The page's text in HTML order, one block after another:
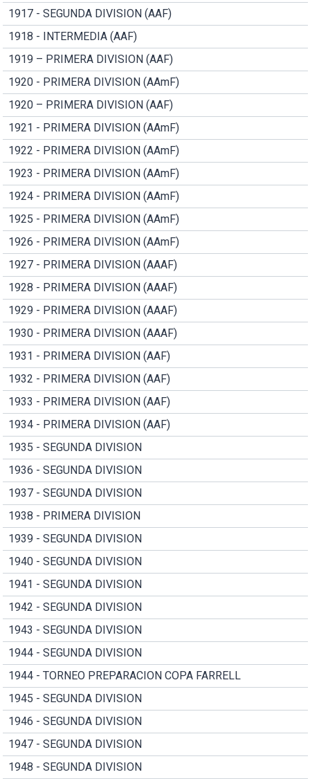
1917 - SEGUNDA DIVISION (AAF)
1918 - INTERMEDIA (AAF)
1919 – PRIMERA DIVISION (AAF)
1920 - PRIMERA DIVISION (AAmF)
1920 – PRIMERA DIVISION (AAF)
1921 - PRIMERA DIVISION (AAmF)
1922 - PRIMERA DIVISION (AAmF)
1923 - PRIMERA DIVISION (AAmF)
1924 - PRIMERA DIVISION (AAmF)
1925 - PRIMERA DIVISION (AAmF)
1926 - PRIMERA DIVISION (AAmF)
1927 - PRIMERA DIVISION (AAAF)
1928 - PRIMERA DIVISION (AAAF)
1929 - PRIMERA DIVISION (AAAF)
1930 - PRIMERA DIVISION (AAAF)
1931 - PRIMERA DIVISION (AAF)
1932 - PRIMERA DIVISION (AAF)
1933 - PRIMERA DIVISION (AAF)
1934 - PRIMERA DIVISION (AAF)
1935 - SEGUNDA DIVISION
1936 - SEGUNDA DIVISION
1937 - SEGUNDA DIVISION
1938 - PRIMERA DIVISION
1939 - SEGUNDA DIVISION
1940 - SEGUNDA DIVISION
1941 - SEGUNDA DIVISION
1942 - SEGUNDA DIVISION
1943 - SEGUNDA DIVISION
1944 - SEGUNDA DIVISION
1944 - TORNEO PREPARACION COPA FARRELL
1945 - SEGUNDA DIVISION
1946 - SEGUNDA DIVISION
1947 - SEGUNDA DIVISION
1948 - SEGUNDA DIVISION